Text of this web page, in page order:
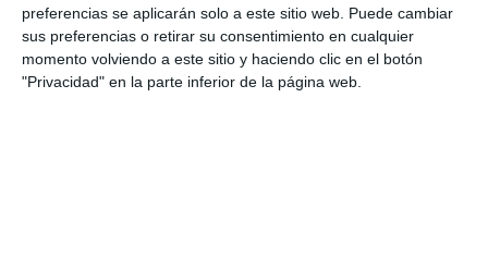
preferencias se aplicarán solo a este sitio web. Puede cambiar
sus preferencias o retirar su consentimiento en cualquier
momento volviendo a este sitio y haciendo clic en el botón
"Privacidad" en la parte inferior de la página web.